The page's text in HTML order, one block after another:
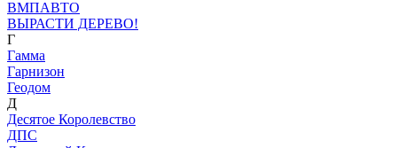
ВМПАВТО
ВЫРАСТИ ДЕРЕВО!
Г
Гамма
Гарнизон
Геодом
Д
Десятое Королевство
ДПС